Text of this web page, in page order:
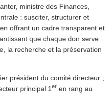
ministre des Finances,
: susciter, structurer et
offrant un cadre transparent et
que chaque don serve
la recherche et la préser­va­tion
président du comité directeur ;
principal 1 er en rang au